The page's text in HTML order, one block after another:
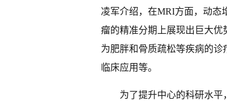
凌军介绍，在MRI方面，动态
瘤的精准分期上展现出巨大优
为肥胖和骨质疏松等疾病的
临床应用等。
为了提升中心的科研水